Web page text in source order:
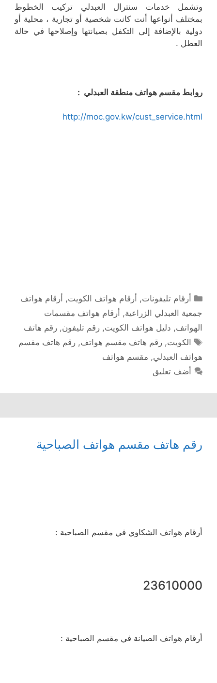
وتشمل خدمات سنترال العبدلي تركيب الخطوط
بمختلف أنواعها أنت كانت شخصية أو تجارية ، محلية أو
دولية بالإضافة إلى التكفل بصيانتها وإصلاحها في حالة
العطل .
روابط مقسم هواتف منطقة العبدلي :
http://moc.gov.kw/cust_service.html
التصنيفات
أرقام تليفونات, أرقام هواتف الكويت, أرقام هواتف
جمعية العبدلي الزراعية, أرقام هواتف مقسمات
الهواتف, دليل هواتف الكويت, رقم تليفون, رقم هاتف
الوسوم
الكويت,رقم هاتف مقسم هواتف,رقم هاتف مقسم
هواتف العبدلي, مقسم هواتف
أضف تعليق
رقم هاتف مقسم هواتف الصباحية
أرقام هواتف الشكاوي في مقسم الصباحية :
23610000
أرقام هواتف الصيانة في مقسم الصباحية :